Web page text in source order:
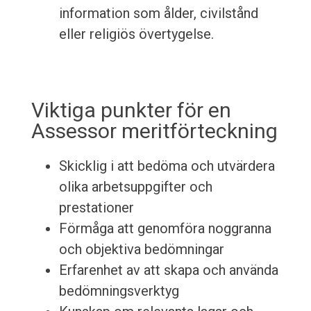
information som ålder, civilstånd
eller religiös övertygelse.
Viktiga punkter för en
Assessor meritförteckning
Skicklig i att bedöma och utvärdera
olika arbetsuppgifter och
prestationer
Förmåga att genomföra noggranna
och objektiva bedömningar
Erfarenhet av att skapa och använda
bedömningsverktyg